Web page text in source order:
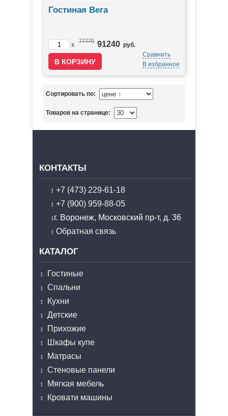
Гостиная Вега
x
77770 91240 руб.
Сравнить
В избранное
Сортировать по:
Товаров на странице:
КОНТАКТЫ
+7 (473) 229-61-18
+7 (900) 959-88-05
г. Воронеж, Московский пр-т, д. 36
Обратная связь
КАТАЛОГ
Гостиные
Спальни
Кухни
Детские
Прихожие
Шкафы купе
Матрасы
Стеновые панели
Мягкая мебель
Кровати машины